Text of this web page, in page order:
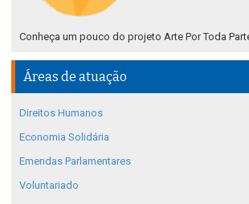
Conheça um pouco do projeto Arte Por Toda
Áreas de atuação
Direitos Humanos
Economia Solidária
Emendas Parlamentares
Voluntariado